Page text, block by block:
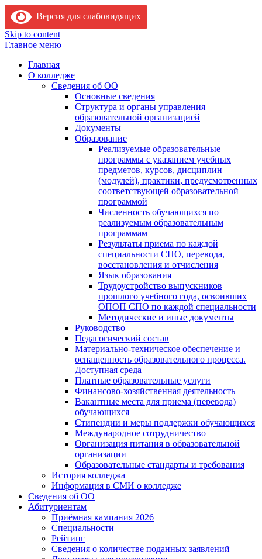
Версия для слабовидящих
Skip to content
Главное меню
Главная
О колледже
Сведения об ОО
Основные сведения
Структура и органы управления
образовательной организацией
Документы
Образование
Реализуемые образовательные
программы с указанием учебных
предметов, курсов, дисциплин
(модулей), практики, предусмотренных
соответствующей образовательной
программой
Численность обучающихся по
реализуемым образовательным
программам
Результаты приема по каждой
специальности СПО, перевода,
восстановления и отчисления
Язык образования
Трудоустройство выпускников
прошлого учебного года, освоивших
ОПОП СПО по каждой специальности
Методические и иные документы
Руководство
Педагогический состав
Материально-техническое обеспечение и
оснащенность образовательного процесса.
Доступная среда
Платные образовательные услуги
Финансово-хозяйственная деятельность
Вакантные места для приема (перевода)
обучающихся
Стипендии и меры поддержки обучающихся
Международное сотрудничество
Организация питания в образовательной
организации
Образовательные стандарты и требования
История колледжа
Информация в СМИ о колледже
Сведения об ОО
Абитуриентам
Приёмная кампания 2026
Специальности
Рейтинг
Сведения о количестве поданных заявлений